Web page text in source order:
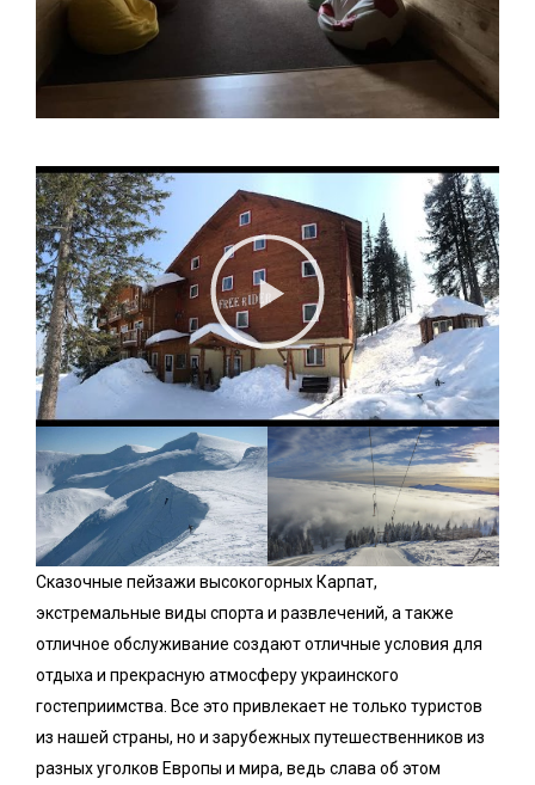
Сказочные пейзажи высокогорных Карпат,
экстремальные виды спорта и развлечений, а также
отличное обслуживание создают отличные условия для
отдыха и прекрасную атмосферу украинского
гостеприимства. Все это привлекает не только туристов
из нашей страны, но и зарубежных путешественников из
разных уголков Европы и мира, ведь слава об этом